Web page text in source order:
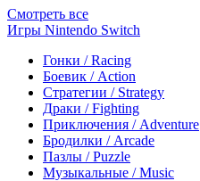
Смотреть все
Игры Nintendo Switch
Гонки / Racing
Боевик / Action
Стратегии / Strategy
Драки / Fighting
Приключения / Adventure
Бродилки / Arcade
Пазлы / Puzzle
Музыкальные / Music